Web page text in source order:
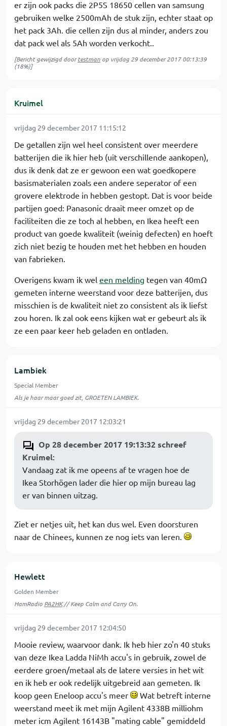
er zijn ook packs die 2P5S 18650 cellen van samsung
gebruiken welke 2500mAh de stuk zijn, echter staat op
het pack 3Ah. die cellen zijn dus al minder, anders zou
dat pack wel als 5Ah worden verkocht..
[Bericht gewijzigd doortestman op vrijdag 29 december 2017 00:13:39
(18%)]
Kruimel
vrijdag 29 december 2017 11:15:12
De getallen zijn wel heel consistent over meerdere
batterijen die ik hier heb (uit verschillende aankopen),
dus ik denk dat ze er gewoon een wat goedkopere
basismaterialen zoals een andere seperator of een
grovere elektrode in hebben gestopt. Dat is voor beide
partijen goed: Panasonic draait meer omzet op de
faciliteiten die ze toch al hebben, en Ikea heeft een
product van goede kwaliteit (weinig defecten) en hoeft
zich niet bezig te houden met het hebben en houden
van fabrieken.
Overigens kwam ik wel een melding tegen van 40mΩ
gemeten interne weerstand voor deze batterijen, dus
misschien is de kwaliteit niet zo consistent als ik liefst
zou horen. Ik zal ook eens kijken wat er gebeurt als ik
ze een paar keer heb geladen en ontladen.
Lambiek
Special Member
Als je haar maar goed zit, GROETEN LAMBIEK.
vrijdag 29 december 2017 12:03:21
Op 28 december 2017 19:13:32 schreef
Kruimel:
Vandaag zat ik me opeens af te vragen hoe de
Ikea Storhögen lader die hier op mijn bureau lag
er van binnen uitzag.
Ziet er netjes uit, het kan dus wel. Even doorsturen
naar de Chinees, kunnen ze nog iets van leren.
Hewlett
Golden Member
HamRadio PA2HK// Keep Calm and Carry On.
vrijdag 29 december 2017 12:04:50
Mooie review, waarvoor dank. Ik heb hier zo'n 40 stuks
van deze Ikea Ladda NiMh accu's in gebruik, zowel de
eerdere groen/metaal als de latere versies in het wit
en ik heb er ook redelijk uitgebreid aan gemeten. Ik
koop geen Eneloop accu's meer
Wat betreft interne
weerstand meet ik met mijn Agilent 4338B milliohm
meter icm Agilent 16143B "mating cable" gemiddeld